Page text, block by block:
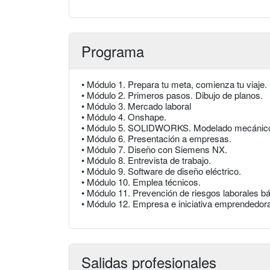
Programa
• Módulo 1. Prepara tu meta, comienza tu viaje.
• Módulo 2. Primeros pasos. Dibujo de planos.
• Módulo 3. Mercado laboral
• Módulo 4. Onshape.
• Módulo 5. SOLIDWORKS. Modelado
• Módulo 6. Presentación a empresas.
• Módulo 7. Diseño con Siemens NX.
• Módulo 8. Entrevista de trabajo.
• Módulo 9. Software de diseño eléctrico.
• Módulo 10. Emplea técnicos.
• Módulo 11. Prevención de riesgos laborales
• Módulo 12. Empresa e iniciativa
Salidas profesionales